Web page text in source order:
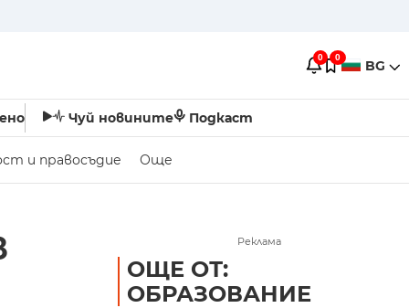
0 0 BG
Чуй новините Подкаст
и правосъдие Още
Реклама
ОЩЕ ОТ:
ОБРАЗОВАНИЕ